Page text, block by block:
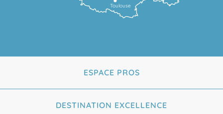
Toulouse
ESPACE PROS
DESTINATION EXCELLENCE